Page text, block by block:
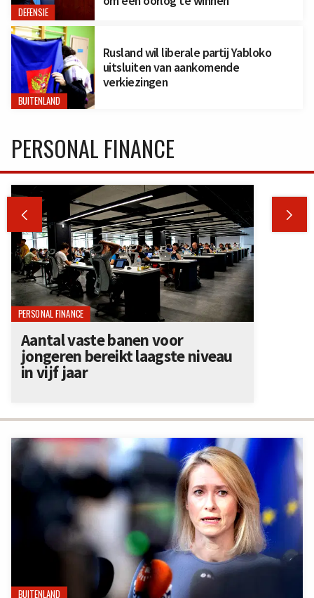
DEFENSIE
BUITENLAND
Rusland wil liberale partij Yabloko
uitsluiten van aankomende
verkiezingen
BUITENLAND
PERSONAL FINANCE
 
PERSONAL FINANCE
Aantal vaste banen voor
jongeren bereikt laagste niveau
in vijf jaar